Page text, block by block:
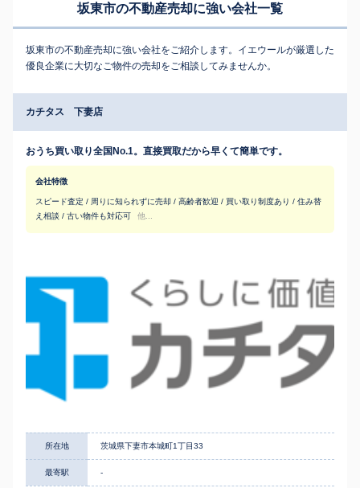
坂東市の不動産売却に強い会社一覧
坂東市の不動産売却に強い会社をご紹介します。イエウールが厳選した
優良企業に大切なご物件の売却をご相談してみませんか。
カチタス 下妻店
おうち買い取り全国No.1。直接買取だから早くて簡単です。
会社特徴
スピード査定 / 周りに知られずに売却 / 高齢者歓迎 / 買い取り制度あり / 住み替
え相談 / 古い物件も対応可
他...
所在地 茨城県下妻市本城町1丁目33
最寄駅 -